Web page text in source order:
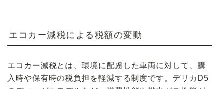
エコカー減税による税額の変動
エコカー減税とは、環境に配慮した車両に対して、購
入時や保有時の税負担を軽減する制度です。デリカD5